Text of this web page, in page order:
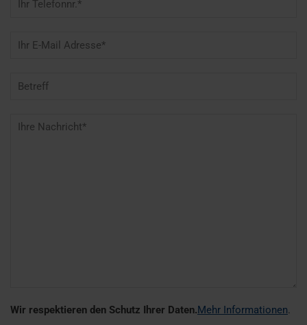
Wir respektieren den Schutz Ihrer Daten.Mehr Informationen.